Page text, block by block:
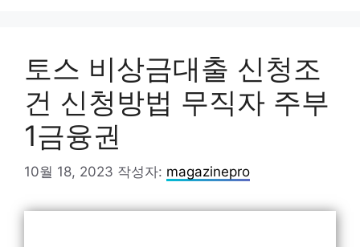
토스 비상금대출 신청조
건 신청방법 무직자 주부
1금융권
10월 18, 2023 작성자: magazinepro